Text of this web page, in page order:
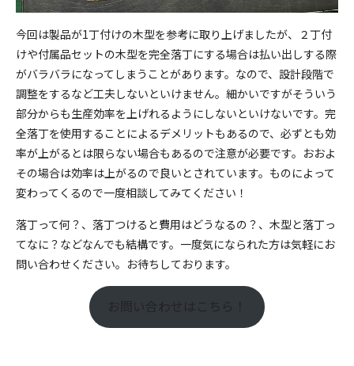
今回は製品が1丁付けの木型を参考に取り上げましたが、２丁付
けや付属品セットの木型を完全落丁にする場合は払い出しする際
がバラバラになってしまうことがあります。なので、設計段階で
調整をするなど工夫しないといけません。細かいですがそういう
部分からも生産効率を上げれるようにしないといけないです。完
全落丁を使用することによるデメリットもあるので、必ずとも効
率が上がるとは限らない場合もあるので注意が必要です。おおよ
その場合は効率は上がるので良いとされています。ものによって
変わってくるので一度相談してみてください！
落丁って何？、落丁つけると費用はどうなるの？、木型と落丁っ
てなに？などなんでも結構です。一度気になられた方は気軽にお
問い合わせください。お待ちしております。
お問い合わせはこちら！